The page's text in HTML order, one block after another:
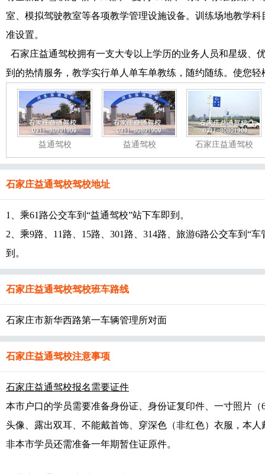
室、模拟驾驶教室等各项教学管理设施设备。训练场地教学
准设置。
石家庄益通驾校拥有一支大专以上学历的业务人员和星级、
到的热情服务，教学实行单人单车单教练，随约随练。使您
益通驾校 益通驾校 石家庄益通驾校
石家庄益通驾校驾校地址
1、乘61路公交车到“益通驾校”站下车即到。
2、乘9路、11路、15路、301路、314路、旅游6路公交车到“
到。
石家庄益通驾校驾校班车路线
石家庄市新华西路第一车辆管理所对面
石家庄益通驾校注意事项
石家庄益通驾校报名需要证件
本市户口的学员需要准备身份证、身份证复印件、一寸照片（
头像、露出双耳、不能戴首饰、穿深色（非红色）衣服，本
非本市学员还需准备一年期暂住证原件。